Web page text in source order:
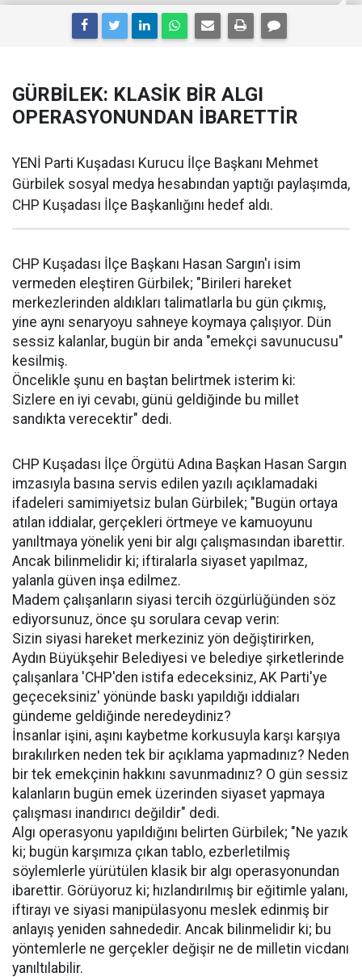
GÜRBİLEK: KLASİK BİR ALGI
OPERASYONUNDAN İBARETTİR
YENİ Parti Kuşadası Kurucu İlçe Başkanı Mehmet
Gürbilek sosyal medya hesabından yaptığı paylaşımda,
CHP Kuşadası İlçe Başkanlığını hedef aldı.
CHP Kuşadası İlçe Başkanı Hasan Sargın'ı isim
vermeden eleştiren Gürbilek; "Birileri hareket
merkezlerinden aldıkları talimatlarla bu gün çıkmış,
yine aynı senaryoyu sahneye koymaya çalışıyor. Dün
sessiz kalanlar, bugün bir anda "emekçi savunucusu"
kesilmiş.
Öncelikle şunu en baştan belirtmek isterim ki:
Sizlere en iyi cevabı, günü geldiğinde bu millet
sandıkta verecektir" dedi.
CHP Kuşadası İlçe Örgütü Adına Başkan Hasan Sargın
imzasıyla basına servis edilen yazılı açıklamadaki
ifadeleri samimiyetsiz bulan Gürbilek; "Bugün ortaya
atılan iddialar, gerçekleri örtmeye ve kamuoyunu
yanıltmaya yönelik yeni bir algı çalışmasından ibarettir.
Ancak bilinmelidir ki; iftiralarla siyaset yapılmaz,
yalanla güven inşa edilmez.
Madem çalışanların siyasi tercih özgürlüğünden söz
ediyorsunuz, önce şu sorulara cevap verin:
Sizin siyasi hareket merkeziniz yön değiştirirken,
Aydın Büyükşehir Belediyesi ve belediye şirketlerinde
çalışanlara 'CHP'den istifa edeceksiniz, AK Parti'ye
geçeceksiniz' yönünde baskı yapıldığı iddiaları
gündeme geldiğinde neredeydiniz?
İnsanlar işini, aşını kaybetme korkusuyla karşı karşıya
bırakılırken neden tek bir açıklama yapmadınız? Neden
bir tek emekçinin hakkını savunmadınız? O gün sessiz
kalanların bugün emek üzerinden siyaset yapmaya
çalışması inandırıcı değildir" dedi.
Algı operasyonu yapıldığını belirten Gürbilek; "Ne yazık
ki; bugün karşımıza çıkan tablo, ezberletilmiş
söylemlerle yürütülen klasik bir algı operasyonundan
ibarettir. Görüyoruz ki; hızlandırılmış bir eğitimle yalanı,
iftirayı ve siyasi manipülasyonu meslek edinmiş bir
anlayış yeniden sahnededir. Ancak bilinmelidir ki; bu
yöntemlerle ne gerçekler değişir ne de milletin vicdanı
yanıltılabilir.